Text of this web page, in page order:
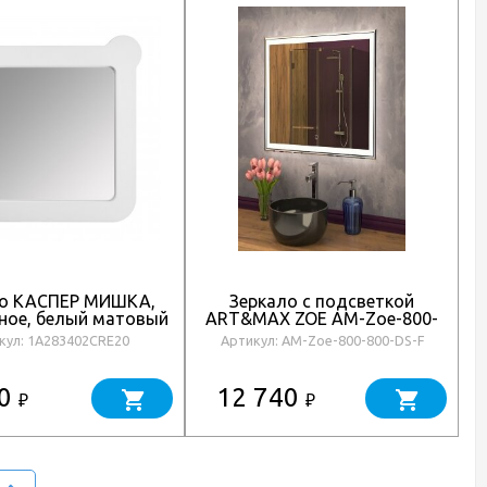
КАСПЕР МИШКА,
белый матовый
1A283402CRE20
₽
Зеркало с подсветкой
ART&MAX ZOE AM-Zoe-800-
800-DS-F
Артикул: AM-Zoe-800-800-DS-F
12 740 ₽